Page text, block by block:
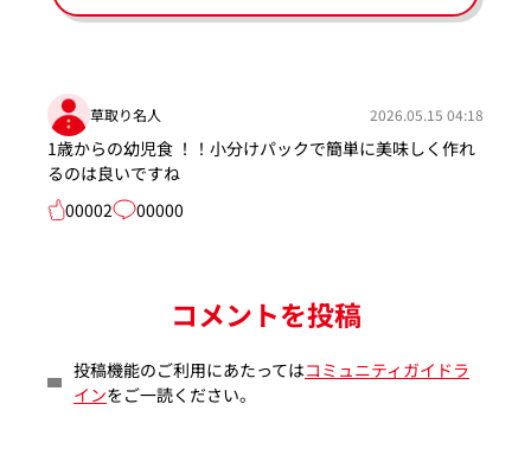
草取り名人 2026.05.15 04:18
1歳からの幼児食 ！！小分けパックで簡単に美味しく作れ
るのは良いですね
00002
00000
コメントを投稿
投稿機能のご利用にあたってはコミュニティガイドラ
インをご一読ください。